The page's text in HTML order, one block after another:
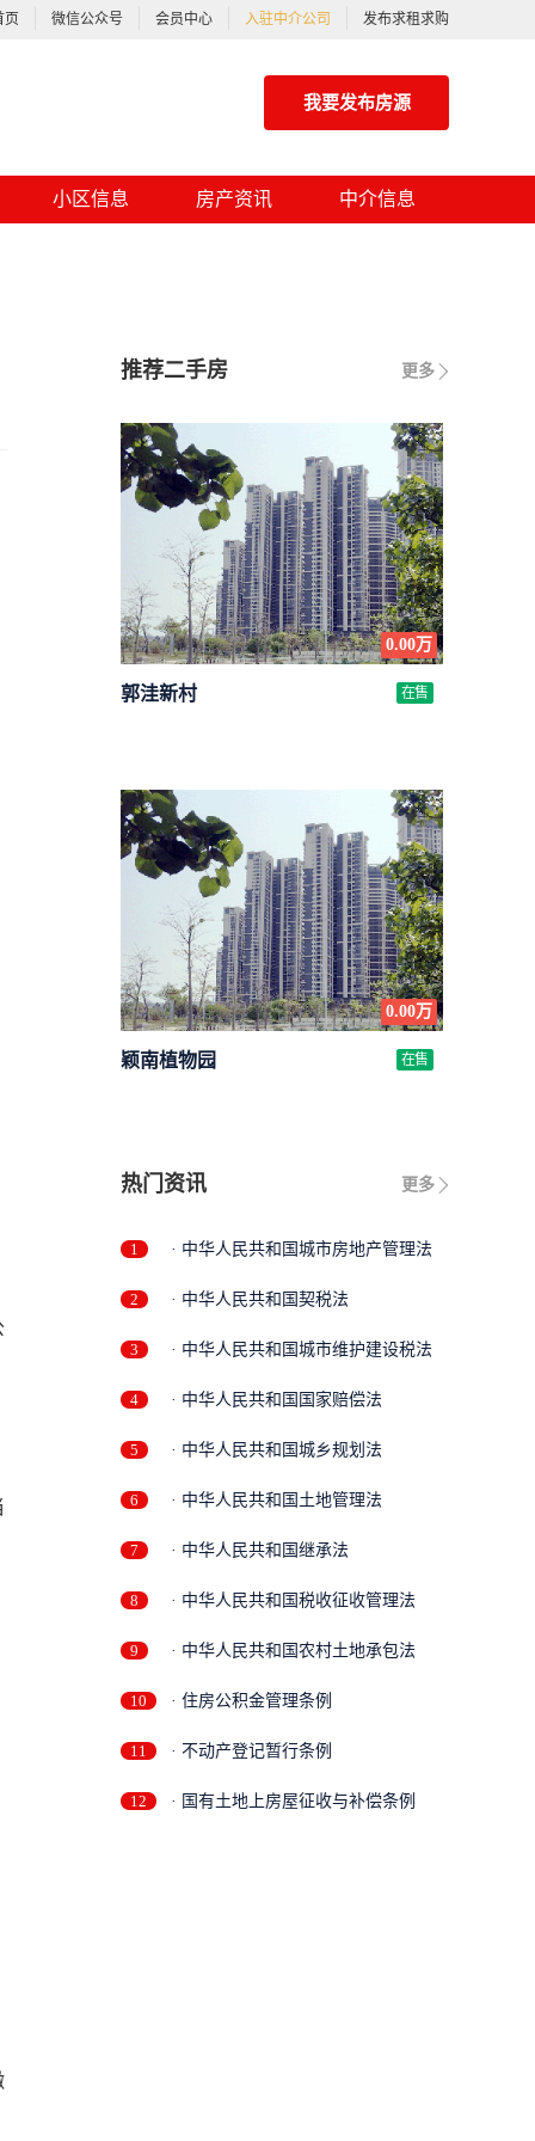
页 微信公众号 会员中心 入驻中介公司 发布求租求购
我要发布房源
小区信息 房产资讯 中介信息
更多
推荐二手房
0.00万
郭洼新村 在售
0.00万
颖南植物园 在售
更多
热门资讯
1 · 中华人民共和国城市房地产管理法
2 · 中华人民共和国契税法
3 · 中华人民共和国城市维护建设税法
4 · 中华人民共和国国家赔偿法
5 · 中华人民共和国城乡规划法
6 · 中华人民共和国土地管理法
7 · 中华人民共和国继承法
8 · 中华人民共和国税收征收管理法
9 · 中华人民共和国农村土地承包法
10 · 住房公积金管理条例
11 · 不动产登记暂行条例
12 · 国有土地上房屋征收与补偿条例